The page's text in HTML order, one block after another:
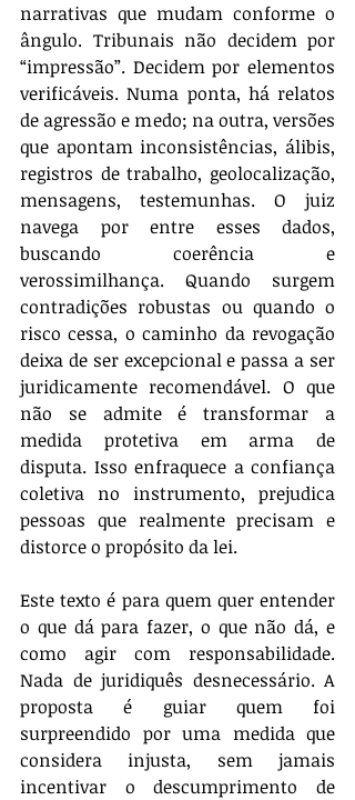
narrativas que mudam conforme o
ângulo. Tribunais não decidem por
“impressão”. Decidem por elementos
verificáveis. Numa ponta, há relatos
de agressão e medo; na outra, versões
que apontam inconsistências, álibis,
registros de trabalho, geolocalização,
mensagens, testemunhas. O juiz
navega por entre esses dados,
buscando coerência e
verossimilhança. Quando surgem
contradições robustas ou quando o
risco cessa, o caminho da revogação
deixa de ser excepcional e passa a ser
juridicamente recomendável. O que
não se admite é transformar a
medida protetiva em arma de
disputa. Isso enfraquece a confiança
coletiva no instrumento, prejudica
pessoas que realmente precisam e
distorce o propósito da lei.
Este texto é para quem quer entender
o que dá para fazer, o que não dá, e
como agir com responsabilidade.
Nada de juridiquês desnecessário. A
proposta é guiar quem foi
surpreendido por uma medida que
considera injusta, sem jamais
incentivar o descumprimento de